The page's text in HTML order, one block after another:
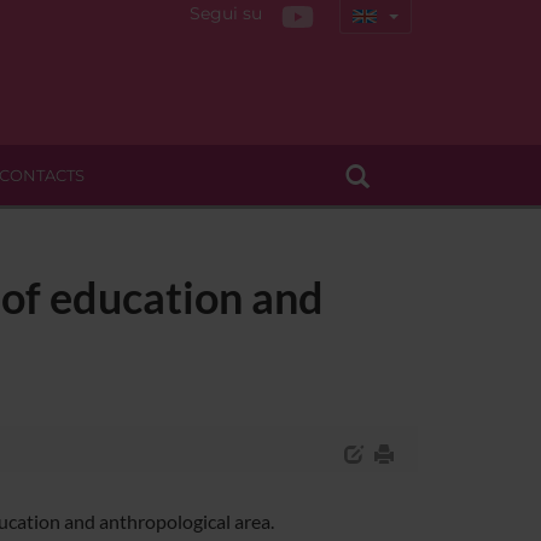
Segui su
CONTACTS
education and
and anthropological area.